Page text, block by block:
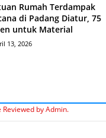
Rumah Terdampak
di Padang Diatur, 75
untuk Material
13, 2026
by Admin.